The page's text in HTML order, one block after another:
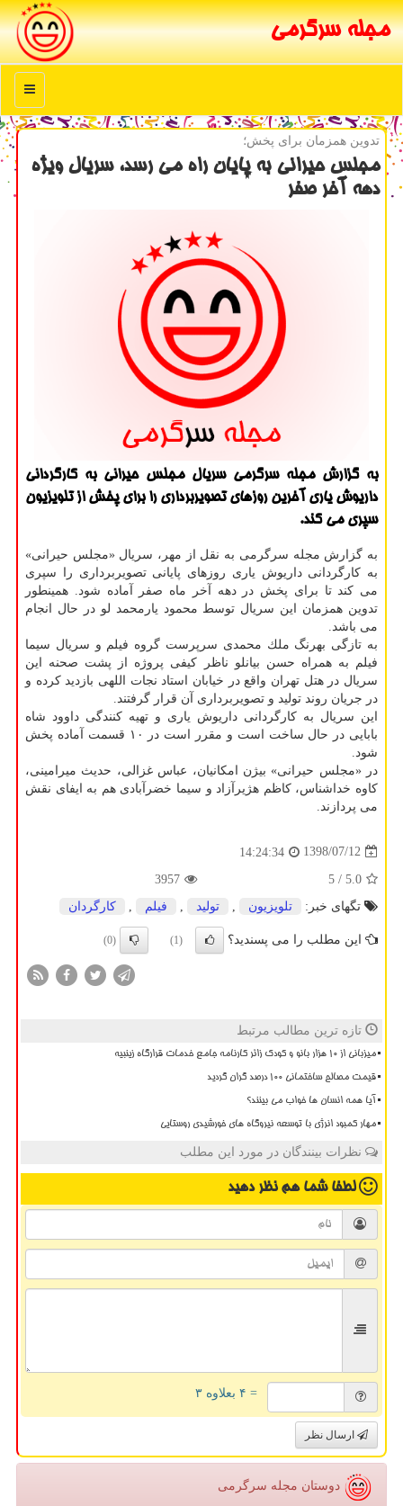
مجله سرگرمی
منو
تدوین همزمان برای پخش؛
مجلس حیرانی به پایان راه می رسد، سریال ویژه
دهه آخر صفر
به گزارش مجله سرگرمی سریال مجلس حیرانی به كارگردانی
داریوش یاری آخرین روزهای تصویربرداری را برای پخش از تلویزیون
سپری می كند.
به گزارش مجله سرگرمی به نقل از مهر، سریال «مجلس حیرانی»
به كارگردانی داریوش یاری روزهای پایانی تصویربرداری را سپری
می كند تا برای پخش در دهه آخر ماه صفر آماده شود. همینطور
تدوین همزمان این سریال توسط محمود یارمحمد لو در حال انجام
می باشد.
به تازگی بهرنگ ملك محمدی سرپرست گروه فیلم و سریال سیما
فیلم به همراه حسن بیانلو ناظر كیفی پروژه از پشت صحنه این
سریال در هتل تهران واقع در خیابان استاد نجات اللهی بازدید كرده و
در جریان روند تولید و تصویربرداری آن قرار گرفتند.
این سریال به كارگردانی داریوش یاری و تهیه كنندگی داوود شاه
بابایی در حال ساخت است و مقرر است در ۱۰ قسمت آماده پخش
شود.
در «مجلس حیرانی» بیژن امكانیان، عباس غزالی، حدیث میرامینی،
كاوه خداشناس، كاظم هژیرآزاد و سیما خضرآبادی هم به ایفای نقش
می پردازند.
1398/07/12
14:24:34
5.0
/ 5
3957
تگهای خبر:
تلویزیون تولید فیلم كارگردان
این مطلب را می پسندید؟ (1)
(0)
تازه ترین مطالب مرتبط
میزبانی از ۱۰ هزار بانو و کودک زائر کارنامه جامع خدمات قرارگاه زینبیه
قیمت مصالح ساختمانی ۱۰۰ درصد گران گردید
آیا همه انسان ها خواب می بینند؟
مهار کمبود انرژی با توسعه نیروگاه های خورشیدی روستایی
نظرات بینندگان در مورد این مطلب
لطفا شما همنظر دهید
= ۴ بعلاوه ۳
ارسال نظر
دوستان مجله سرگرمی